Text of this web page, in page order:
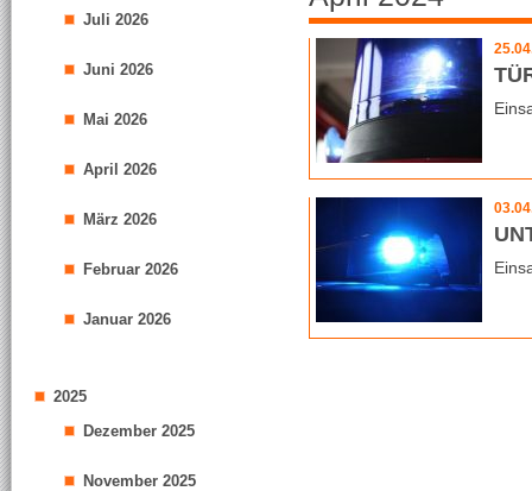
Juli 2026
Juni 2026
Mai 2026
April 2026
März 2026
Februar 2026
Januar 2026
2025
Dezember 2025
November 2025